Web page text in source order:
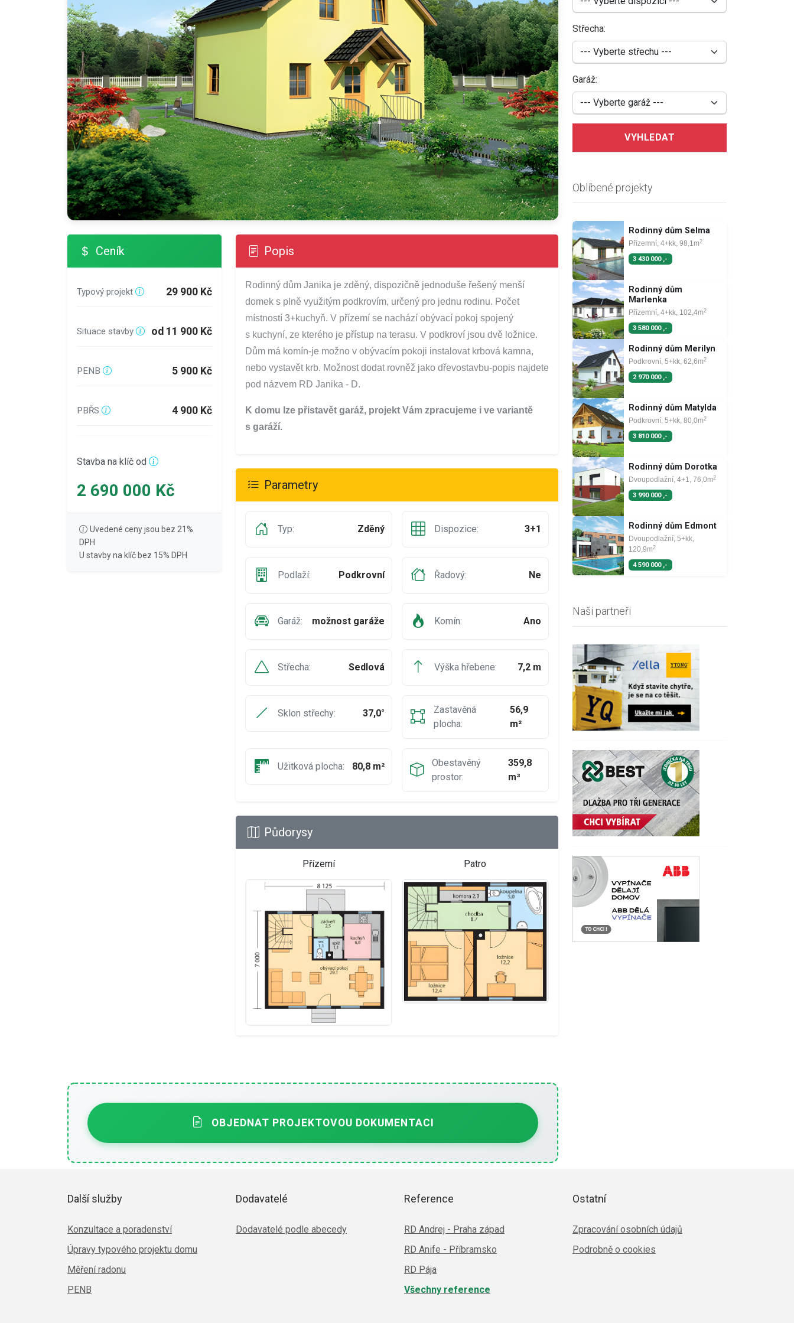
Ceník
Typový projekt 29 900 Kč
Situace stavby od 11 900 Kč
PENB 5 900 Kč
PBŘS 4 900 Kč
Stavba na klíč od
2 690 000 Kč
Uvedené ceny jsou bez 21%
DPH
U stavby na klíč bez 15% DPH
Popis
Rodinný dům Janika je zděný, dispozičně jednoduše řešený menší
domek s plně využitým podkrovím, určený pro jednu rodinu. Počet
místností 3+kuchyň. V přízemí se nachází obývací pokoj spojený
s kuchyní, ze kterého je přístup na terasu. V podkroví jsou dvě ložnice.
Dům má komín-je možno v obývacím pokoji instalovat krbová kamna,
nebo vystavět krb. Možnost dodat rovněž jako dřevostavbu-popis najdete
pod názvem RD Janika - D.
K domu lze přistavět garáž, projekt Vám zpracujeme i ve variantě
s garáží.
Parametry
Typ: Zděný Dispozice: 3+1
Podlaží: Podkrovní Řadový: Ne
Garáž: možnost garáže Komín: Ano
Střecha: Sedlová Výška hřebene: 7,2 m
Sklon střechy: 37,0°
Zastavěná
plocha:
56,9
m²
Užitková plocha: 80,8 m²
Obestavěný
prostor:
359,8
m³
Půdorysy
Přízemí Patro
OBJEDNAT PROJEKTOVOU DOKUMENTACI
Střecha:
Garáž:
VYHLEDAT
Oblíbené projekty
Rodinný dům Selma
Přízemní, 4+kk, 98,1m2
3 430 000 ,-
Rodinný dům
Marlenka
Přízemní, 4+kk, 102,4m2
3 580 000 ,-
Rodinný dům Merilyn
Podkrovní, 5+kk, 62,6m2
2 970 000 ,-
Rodinný dům Matylda
Podkrovní, 5+kk, 80,0m2
3 810 000 ,-
Rodinný dům Dorotka
Dvoupodlažní, 4+1, 76,0m2
3 990 000 ,-
Rodinný dům Edmont
Dvoupodlažní, 5+kk,
120,9m2
4 590 000 ,-
Naši partneři
Další služby
Konzultace a poradenství
Úpravy typového projektu domu
Měření radonu
PENB
Dodavatelé
Dodavatelé podle abecedy
Reference
RD Andrej - Praha západ
RD Anife - Příbramsko
RD Pája
Všechny reference
Ostatní
Zpracování osobních údajů
Podrobně o cookies